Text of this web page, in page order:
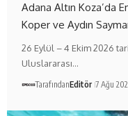
Adana Altın Koza’da
Koper ve Aydın
26 Eylül – 4 Ekim 2026
Uluslararası…
TarafındanEditör 7 Ağu